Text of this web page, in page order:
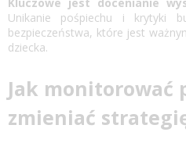
Unikanie pośpiechu i krytyki
bezpieczeństwa, które jest
dziecka.
Jak monitorować
zmieniać